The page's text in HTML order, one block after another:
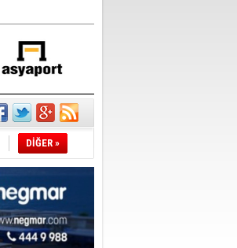
DİĞER »